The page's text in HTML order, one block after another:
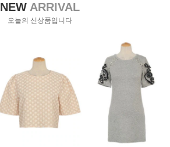
NEWARRIVAL
오늘의 신상품입니다